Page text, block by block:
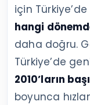
için
hangi
daha doğru.
Türkiye’de
2010’ların
boyunca